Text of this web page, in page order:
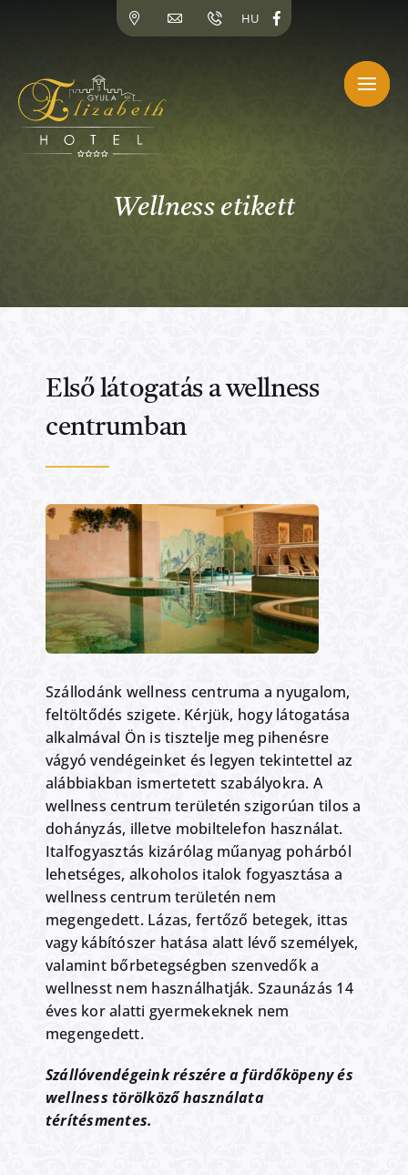
HU
Wellness etikett
Első látogatás a wellness
centrumban
Szállodánk wellness centruma a nyugalom,
feltöltődés szigete. Kérjük, hogy látogatása
alkalmával Ön is tisztelje meg pihenésre
vágyó vendégeinket és legyen tekintettel az
alábbiakban ismertetett szabályokra. A
wellness centrum területén szigorúan tilos a
dohányzás, illetve mobiltelefon használat.
Italfogyasztás kizárólag műanyag pohárból
lehetséges, alkoholos italok fogyasztása a
wellness centrum területén nem
megengedett. Lázas, fertőző betegek, ittas
vagy kábítószer hatása alatt lévő személyek,
valamint bőrbetegségben szenvedők a
wellnesst nem használhatják. Szaunázás 14
éves kor alatti gyermekeknek nem
megengedett.
Szállóvendégeink részére a fürdőköpeny és
wellness törölköző használata
térítésmentes.